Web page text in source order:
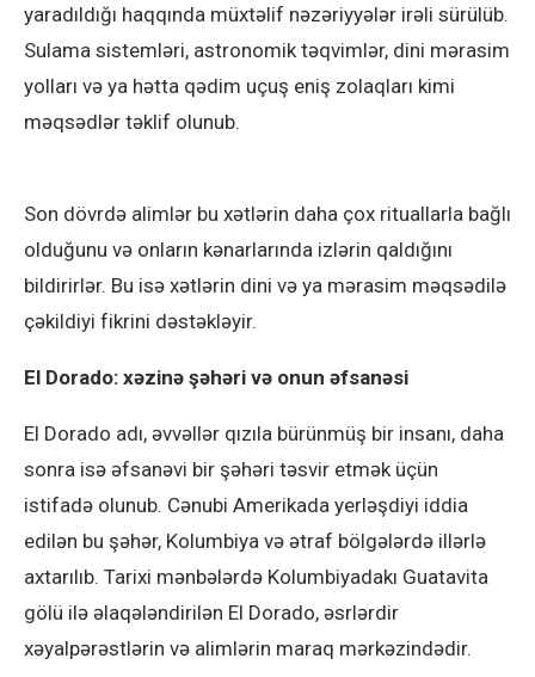
yaradıldığı haqqında müxtəlif nəzəriyyələr irəli sürülüb.
Sulama sistemləri, astronomik təqvimlər, dini mərasim
yolları və ya hətta qədim uçuş eniş zolaqları kimi
məqsədlər təklif olunub.
Son dövrdə alimlər bu xətlərin daha çox rituallarla bağlı
olduğunu və onların kənarlarında izlərin qaldığını
bildirirlər. Bu isə xətlərin dini və ya mərasim məqsədilə
çəkildiyi fikrini dəstəkləyir.
El Dorado: xəzinə şəhəri və onun əfsanəsi
El Dorado adı, əvvəllər qızıla bürünmüş bir insanı, daha
sonra isə əfsanəvi bir şəhəri təsvir etmək üçün
istifadə olunub. Cənubi Amerikada yerləşdiyi iddia
edilən bu şəhər, Kolumbiya və ətraf bölgələrdə illərlə
axtarılıb. Tarixi mənbələrdə Kolumbiyadakı Guatavita
gölü ilə əlaqələndirilən El Dorado, əsrlərdir
xəyalpərəstlərin və alimlərin maraq mərkəzindədir.